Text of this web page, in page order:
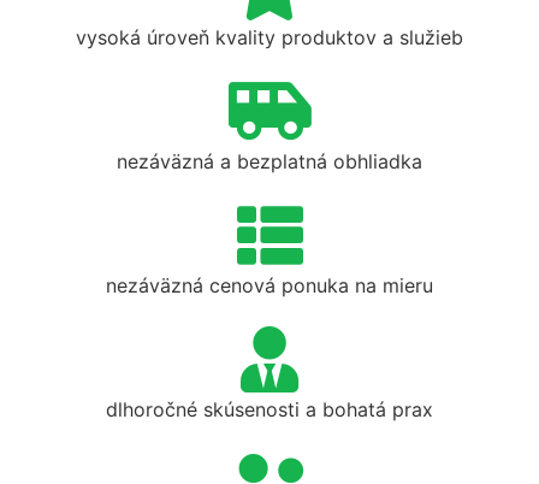
vysoká úroveň kvality produktov a služieb
nezáväzná a bezplatná obhliadka
nezáväzná cenová ponuka na mieru
dlhoročné skúsenosti a bohatá prax